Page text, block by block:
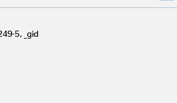
ist nun die sicherste Methode?Das
eindeutig die Nase vorn. Erst
QR-, photo-, push- und smsTan
Alternativen
5, _gid